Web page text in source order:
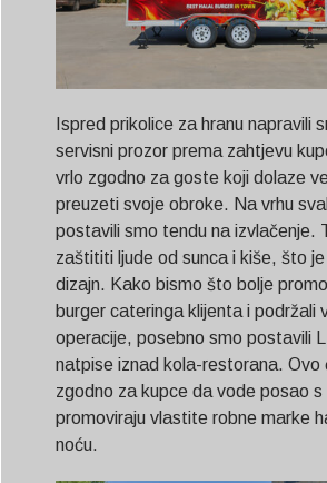
Ispred prikolice za hranu napravili
servisni prozor prema zahtjevu
vrlo zgodno za goste koji dolaze
preuzeti svoje obroke. Na vrhu
postavili smo tendu na izvlačenje.
zaštititi ljude od sunca i kiše, što je
dizajn. Kako bismo što bolje
burger cateringa klijenta i podržali
operacije, posebno smo postavili
natpise iznad kola-restorana. Ovo
zgodno za kupce da vode posao s
promoviraju vlastite robne marke
noću.